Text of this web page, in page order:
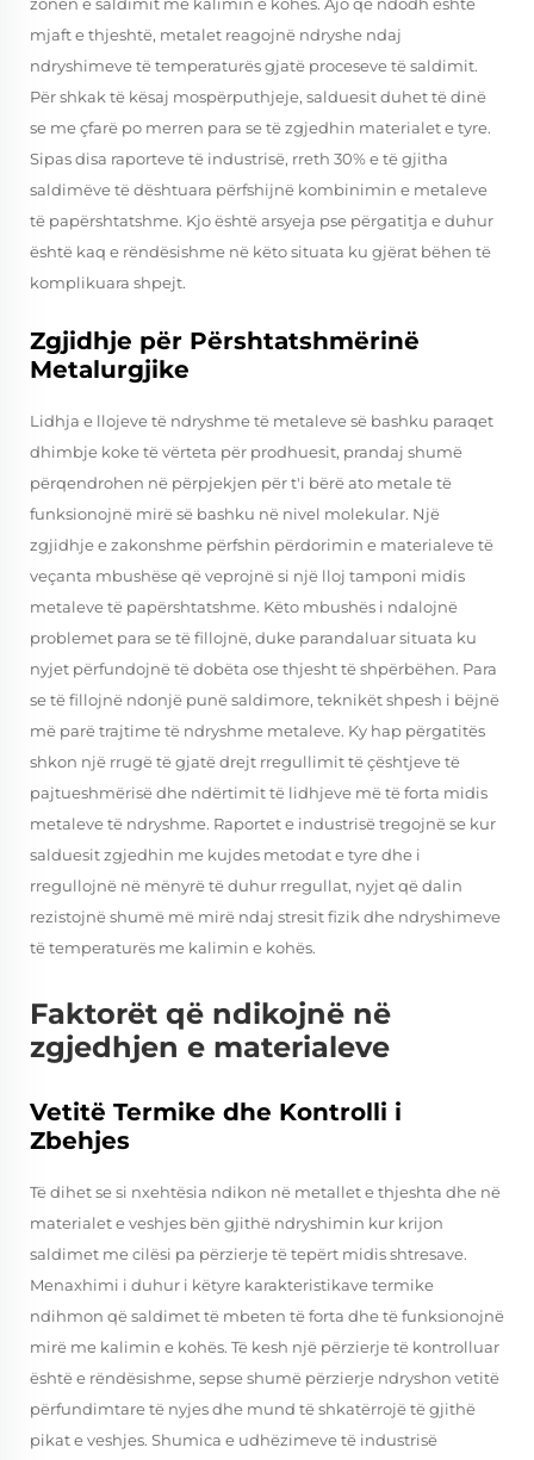
mjaft e thjeshtë, metalet reagojnë ndryshe ndaj
ndryshimeve të temperaturës gjatë proceseve të saldimit.
Për shkak të kësaj mospërputhjeje, salduesit duhet të dinë
se me çfarë po merren para se të zgjedhin materialet e tyre.
Sipas disa raporteve të industrisë, rreth 30% e të gjitha
saldimëve të dështuara përfshijnë kombinimin e metaleve
të papërshtatshme. Kjo është arsyeja pse përgatitja e duhur
është kaq e rëndësishme në këto situata ku gjërat bëhen të
komplikuara shpejt.
Zgjidhje për Përshtatshmërinë
Metalurgjike
Lidhja e llojeve të ndryshme të metaleve së bashku paraqet
dhimbje koke të vërteta për prodhuesit, prandaj shumë
përqendrohen në përpjekjen për t'i bërë ato metale të
funksionojnë mirë së bashku në nivel molekular. Një
zgjidhje e zakonshme përfshin përdorimin e materialeve të
veçanta mbushëse që veprojnë si një lloj tamponi midis
metaleve të papërshtatshme. Këto mbushës i ndalojnë
problemet para se të fillojnë, duke parandaluar situata ku
nyjet përfundojnë të dobëta ose thjesht të shpërbëhen. Para
se të fillojnë ndonjë punë saldimore, teknikët shpesh i bëjnë
më parë trajtime të ndryshme metaleve. Ky hap përgatitës
shkon një rrugë të gjatë drejt rregullimit të çështjeve të
pajtueshmërisë dhe ndërtimit të lidhjeve më të forta midis
metaleve të ndryshme. Raportet e industrisë tregojnë se kur
salduesit zgjedhin me kujdes metodat e tyre dhe i
rregullojnë në mënyrë të duhur rregullat, nyjet që dalin
rezistojnë shumë më mirë ndaj stresit fizik dhe ndryshimeve
të temperaturës me kalimin e kohës.
Faktorët që ndikojnë në
zgjedhjen e materialeve
Vetitë Termike dhe Kontrolli i
Zbehjes
Të dihet se si nxehtësia ndikon në metallet e thjeshta dhe në
materialet e veshjes bën gjithë ndryshimin kur krijon
saldimet me cilësi pa përzierje të tepërt midis shtresave.
Menaxhimi i duhur i këtyre karakteristikave termike
ndihmon që saldimet të mbeten të forta dhe të funksionojnë
mirë me kalimin e kohës. Të kesh një përzierje të kontrolluar
është e rëndësishme, sepse shumë përzierje ndryshon vetitë
përfundimtare të nyjes dhe mund të shkatërrojë të gjithë
pikat e veshjes. Shumica e udhëzimeve të industrisë